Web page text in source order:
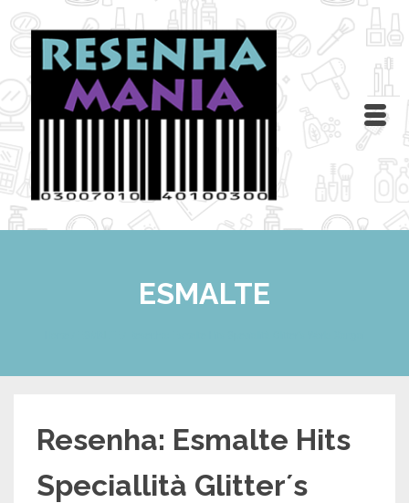
ESMALTE
Resenha: Esmalte Hits
Speciallità Glitter´s